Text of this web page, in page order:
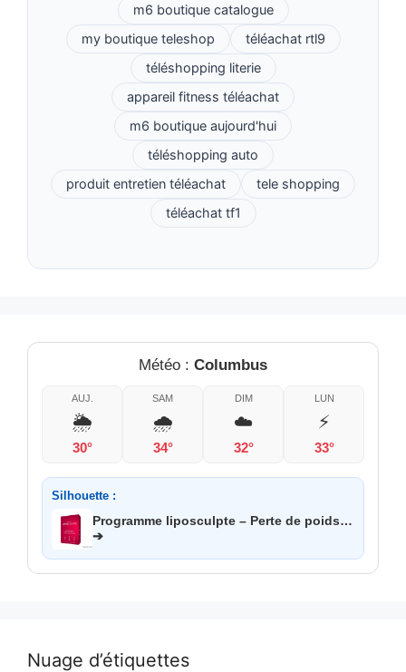
m6 boutique catalogue
my boutique teleshop
téléachat rtl9
téléshopping literie
appareil fitness téléachat
m6 boutique aujourd'hui
téléshopping auto
produit entretien téléachat
tele shopping
téléachat tf1
Météo : Columbus
AUJ.
🌦️
30°
SAM
🌧️
34°
DIM
☁️
32°
LUN
⚡
33°
Silhouette :
Programme liposculpte – Perte de poids…
➔
Nuage d’étiquettes